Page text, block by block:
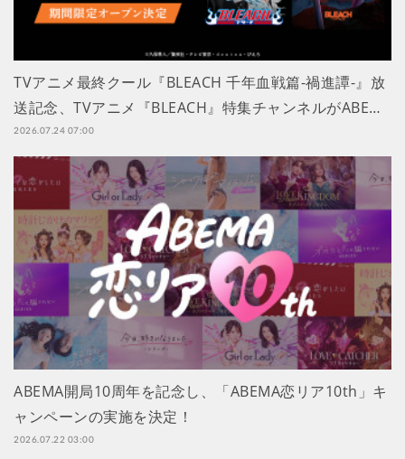
TVアニメ最終クール『BLEACH 千年血戦篇-禍進譚-』放
送記念、TVアニメ『BLEACH』特集チャンネルがABE…
2026.07.24 07:00
ABEMA開局10周年を記念し、「ABEMA恋リア10th」キ
ャンペーンの実施を決定！
2026.07.22 03:00